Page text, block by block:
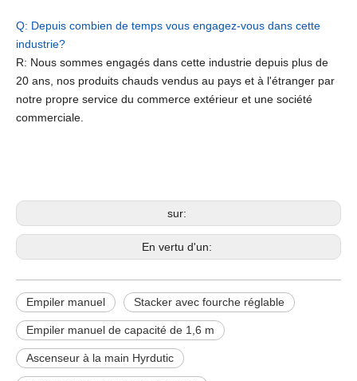
Q: Depuis combien de temps vous engagez-vous dans cette
industrie?
R: Nous sommes engagés dans cette industrie depuis plus de
20 ans, nos produits chauds vendus au pays et à l'étranger par
notre propre service du commerce extérieur et une société
commerciale.
sur:
En vertu d'un:
Empiler manuel Stacker avec fourche réglable
Empiler manuel de capacité de 1,6 m
Ascenseur à la main Hyrdutic